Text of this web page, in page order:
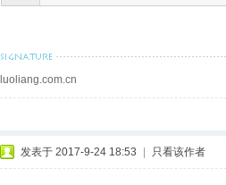
luoliang.com.cn
发表于 2017-9-24 18:53 只看该作者